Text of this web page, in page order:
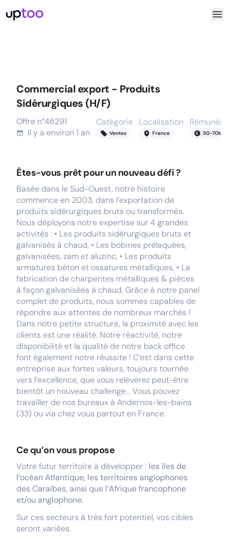
Commercial export - Produits
Sidérurgiques (H/F)
Offre n°46291
Il y a environ 1 an
Catégorie
Ventes
Localisation
France 50-70k
Êtes-vous prêt pour un nouveau défi ?
Basée dans le Sud-Ouest, notre histoire
commence en 2003, dans l’exportation de
produits sidérurgiques bruts ou transformés.
Nous déployons notre expertise sur 4 grandes
activités : • Les produits sidérurgiques bruts et
galvanisés à chaud, • Les bobines prélaquées,
galvanisées, zam et aluzinc, • Les produits
armatures béton et ossatures métalliques, • La
fabrication de charpentes métalliques & pièces
à façon galvanisées à chaud. Grâce à notre panel
complet de produits, nous sommes capables de
répondre aux attentes de nombreux marchés !
Dans notre petite structure, la proximité avec les
clients est une réalité. Notre réactivité, notre
disponibilité et la qualité de notre back office
font également notre réussite ! C’est dans cette
entreprise aux fortes valeurs, toujours tournée
vers l’excellence, que vous relèverez peut-être
bientôt un nouveau challenge... Vous pouvez
travailler de nos bureaux à Andernos-les-bains
(33) ou via chez vous partout en France.
Ce qu’on vous propose
Votre futur territoire à développer : les îles de
l’océan Atlantique, les territoires anglophones
des Caraïbes, ainsi que l’Afrique francophone
et/ou anglophone.
Sur ces secteurs à très fort potentiel, vos cibles
seront variées.